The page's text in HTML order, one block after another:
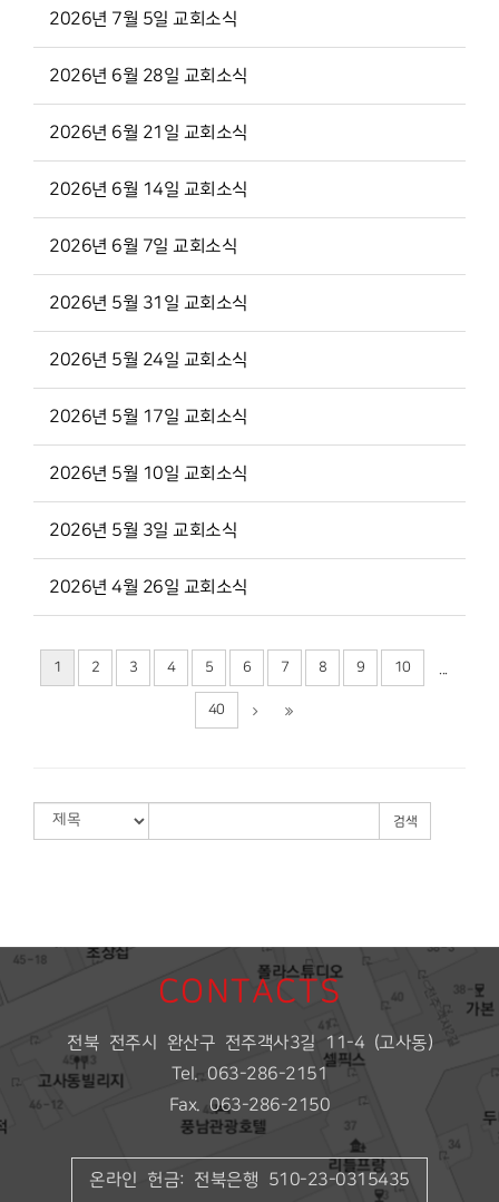
2026년 7월 5일 교회소식
2026년 6월 28일 교회소식
2026년 6월 21일 교회소식
2026년 6월 14일 교회소식
2026년 6월 7일 교회소식
2026년 5월 31일 교회소식
2026년 5월 24일 교회소식
2026년 5월 17일 교회소식
2026년 5월 10일 교회소식
2026년 5월 3일 교회소식
2026년 4월 26일 교회소식
1 2 3 4 5 6 7 8 9 10 ...
40
검색
CONTACTS
전북 전주시 완산구 전주객사3길 11-4 (고사동)
Tel. 063-286-2151
Fax. 063-286-2150
온라인 헌금: 전북은행 510-23-0315435